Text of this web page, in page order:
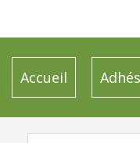
Accueil